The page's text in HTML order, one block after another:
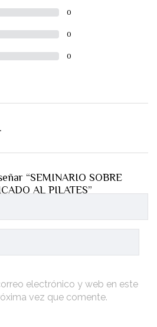
0
0
0
“SEMINARIO SOBRE
AL PILATES”
electrónico y web en este
vez que comente.